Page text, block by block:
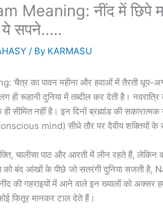
Meaning: नींद में छिपे
सपने…..
/ By KARMASU
का पावन महीना और हवाओं में तैरती धूप-
रूहानी दुनिया में तब्दील कर देती है।
नहीं है। इन दिनों ब्रह्मांड की सकारात्मक
mind) सीधे तौर पर दैवीय शक्तियों के
भक्ति, चालीसा पाठ और आरती में लीन रहते हैं,
को बंद आंखों के पीछे जो सतरंगी दुनिया सजती
की गहराइयों में आने वाले इन ख्यालों को
फितूर मानकर टाल देते हैं।